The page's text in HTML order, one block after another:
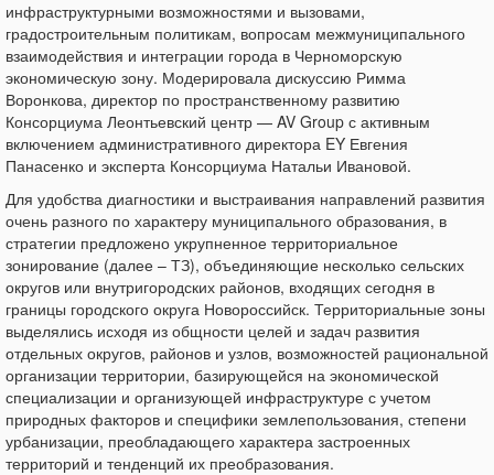
инфраструктурными возможностями и вызовами,
градостроительным политикам, вопросам межмуниципального
взаимодействия и интеграции города в Черноморскую
экономическую зону. Модерировала дискуссию Римма
Воронкова, директор по пространственному развитию
Консорциума Леонтьевский центр — AV Group с активным
включением административного директора EY Евгения
Панасенко и эксперта Консорциума Натальи Ивановой.
Для удобства диагностики и выстраивания направлений развития
очень разного по характеру муниципального образования, в
стратегии предложено укрупненное территориальное
зонирование (далее – ТЗ), объединяющие несколько сельских
округов или внутригородских районов, входящих сегодня в
границы городского округа Новороссийск. Территориальные зоны
выделялись исходя из общности целей и задач развития
отдельных округов, районов и узлов, возможностей рациональной
организации территории, базирующейся на экономической
специализации и организующей инфраструктуре с учетом
природных факторов и специфики землепользования, степени
урбанизации, преобладающего характера застроенных
территорий и тенденций их преобразования.